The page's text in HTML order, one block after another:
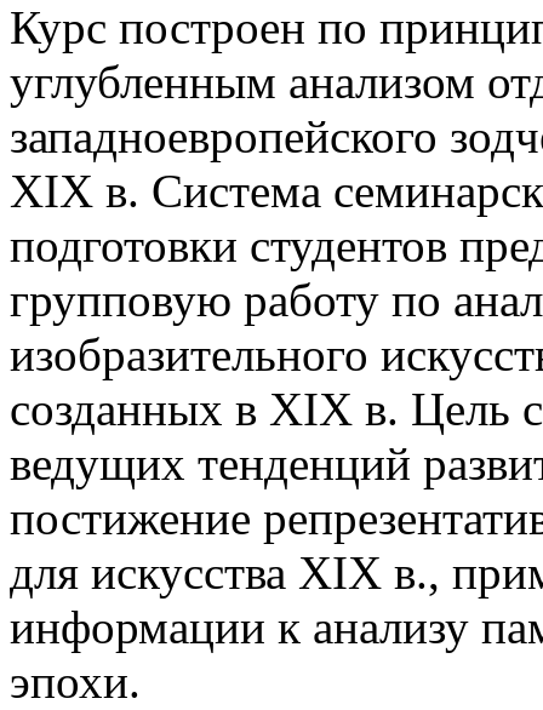
Курс построен по
углубленным анализом
западноевропейского
XIX в. Система
подготовки студентов
групповую работу по
изобразительного
созданных в XIX в. Цель
ведущих тенденций
постижение
для искусства XIX в.,
информации к анализу
эпохи.